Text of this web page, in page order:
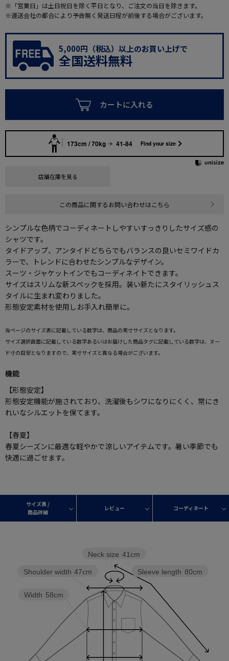
※「営業日」は土日祝日を除く平日となり、ご注文の当日を除きます。
※運送会社の都合により予告無く発送日程が前後する場合がございます。
5,000円（税込）以上のお買い上げで
全国送料無料
カートに入れる
173cm / 70kg 41-84 Find your size
店舗在庫を見る
この商品に関するお問い合わせはこちら
シンプルな色柄でコーディネートしやすいすっきりしたサイズ感の
シャツです。
タイドアップ、アンタイドどちらでもバランスの良いセミワイドカ
ラーで、トレンドに合わせたシンプルなデザイン。
スーツ・ジャケットインでもコーディネイトできます。
サイズはスリムな新スペックを採用。装い新たにスタイリッシュス
タイルに生まれ変わりました。
形態安定素材を使用しお手入れ簡単に。
当ページのサイズ表に記載している数字は、商品の実寸サイズとなります。
サイズ選択画面に記載している数字あるいはお届けした商品タグに記載している数字は、ヌー
ド寸の目安となりますので、実寸サイズと異なる場合がございます。
機能
【形態安定】
形態安定機能が施されており、洗濯後もシワになりにくく、常にき
れいなシルエットを保てます。
【春夏】
春夏シーズンに最適な軽やかで涼しいアイテムです。暑い季節でも
快適に過ごせます。
サイズ表 /
商品詳細
レビュー コーディネート
Sleeve length 80cm
Neck size 41cm
Width 58cm
Shoulder width 47cm